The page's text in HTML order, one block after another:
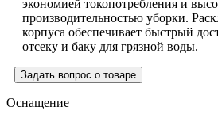
экономией токопотребления и
производительностью уборки.
корпуса обеспечивает быстрый
отсеку и баку для грязной воды.
Задать вопрос о товаре
Оснащение